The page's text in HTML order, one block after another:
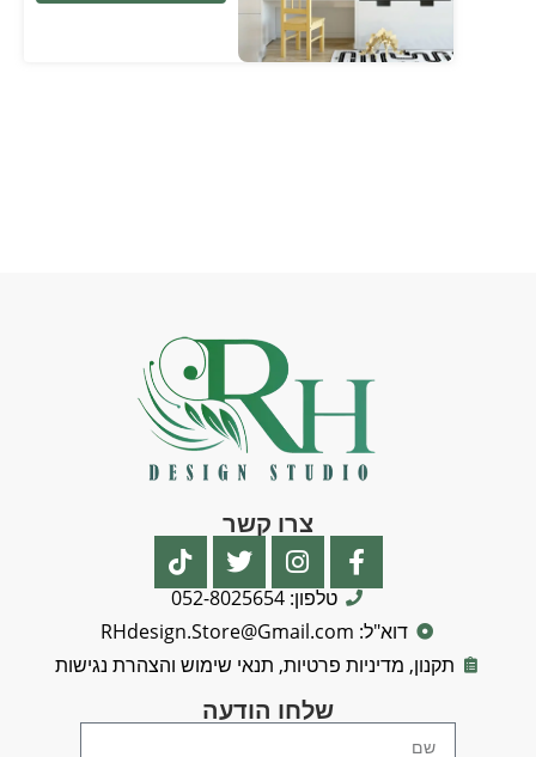
צרו קשר
טלפון: 052-8025654
דוא"ל: RHdesign.Store@Gmail.com
תקנון, מדיניות פרטיות, תנאי שימוש והצהרת נגישות
שלחו הודעה